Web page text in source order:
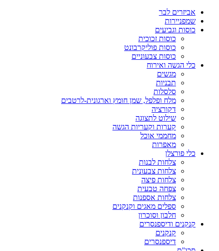
אביזרים לבר
שמפניירות
כוסות וגביעים
כוסות זכוכית
כוסות פוליקרבונט
כוסות צבעוניים
כלי הגשה ואירוח
מגשים
תבניות
סלסלות
מלח ופלפל, שמן חומץ וארגונית-לרטבים
דקורציה
שילוט לתצוגה
קערות וקעריות הגשה
מחממי אוכל
מאפרות
כלי פורצלן
צלחות לבנות
צלחות צבעונית
צלחות פיצה
צפחה טבעית
צלחות אספנות
ספלים מאגים וקנקנים
חלבון וסוכרון
קנקנים ודיספנסרים
קנקנים
דיספנסרים